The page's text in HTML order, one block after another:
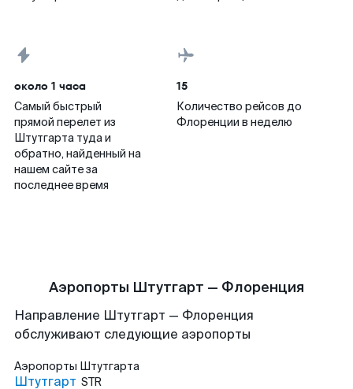
около 1 часа
Самый быстрый
прямой перелет из
Штутгарта туда и
обратно, найденный на
нашем сайте за
последнее время
15
Количество рейсов до
Флоренции в неделю
Аэропорты Штутгарт — Флоренция
Направление Штутгарт — Флоренция
обслуживают следующие аэропорты
Аэропорты Штутгарта
Штутгарт STR